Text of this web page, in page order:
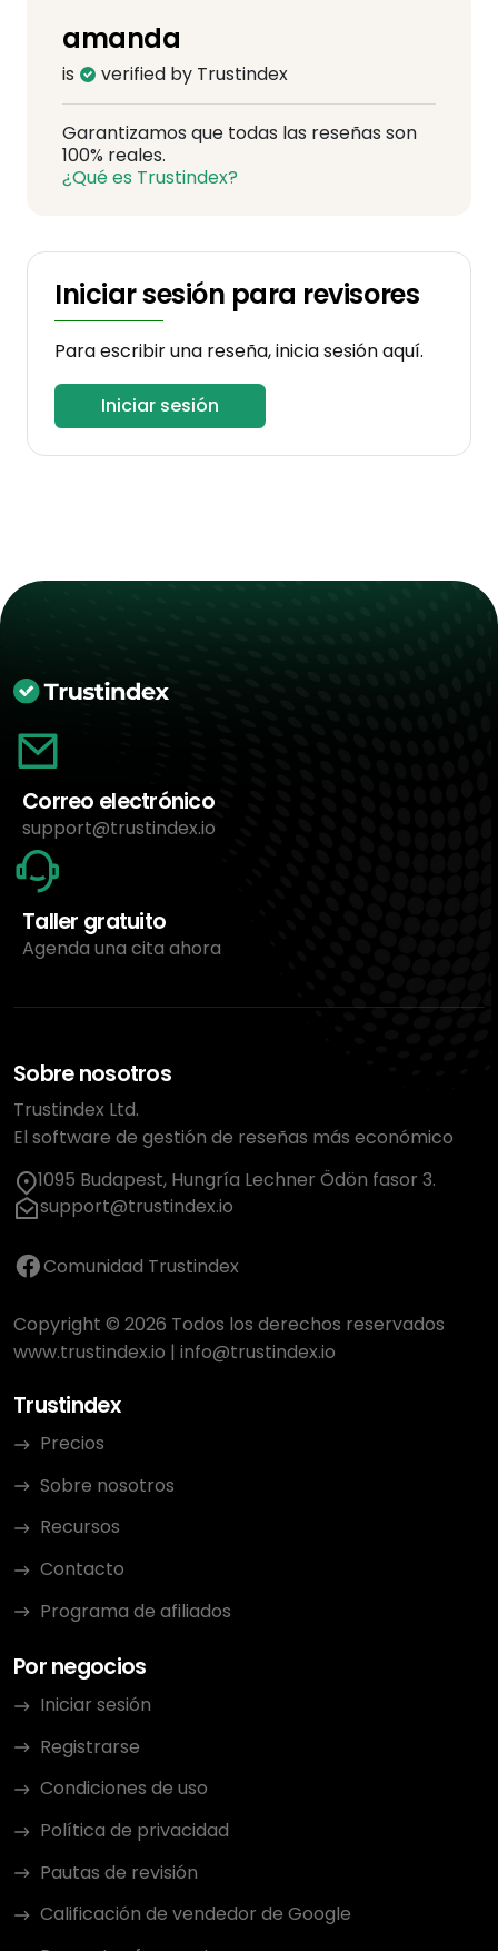
amanda
is verified by Trustindex
Garantizamos que todas las reseñas son
100% reales.
¿Qué es Trustindex?
Iniciar sesión para revisores
Para escribir una reseña, inicia sesión aquí.
Iniciar sesión
Correo electrónico
support@trustindex.io
Taller gratuito
Agenda una cita ahora
Sobre nosotros
Trustindex Ltd.
El software de gestión de reseñas más económico
1095 Budapest, Hungría Lechner Ödön fasor 3.
support@trustindex.io
Comunidad Trustindex
Copyright © 2026 Todos los derechos reservados
www.trustindex.io | info@trustindex.io
Trustindex
Precios
Sobre nosotros
Recursos
Contacto
Programa de afiliados
Por negocios
Iniciar sesión
Registrarse
Condiciones de uso
Política de privacidad
Pautas de revisión
Calificación de vendedor de Google